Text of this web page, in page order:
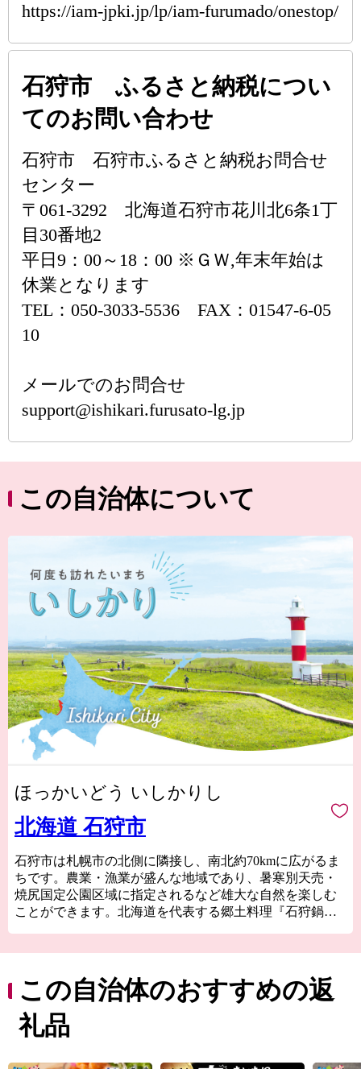
https://iam-jpki.jp/lp/iam-furumado/onestop/
石狩市 ふるさと納税につい
てのお問い合わせ
石狩市 石狩市ふるさと納税お問合せ
センター
〒061-3292 北海道石狩市花川北6条1丁
目30番地2
平日9：00～18：00 ※ＧＷ,年末年始は
休業となります
TEL：050-3033-5536 FAX：01547-6-05
10
メールでのお問合せ
support@ishikari.furusato-lg.jp
この自治体について
ほっかいどう いしかりし
北海道 石狩市
石狩市は札幌市の北側に隣接し、南北約70kmに広がるま
ちです。農業・漁業が盛んな地域であり、暑寒別天売・
焼尻国定公園区域に指定されるなど雄大な自然を楽しむ
ことができます。北海道を代表する郷土料理『石狩鍋』
この自治体のおすすめの返
礼品